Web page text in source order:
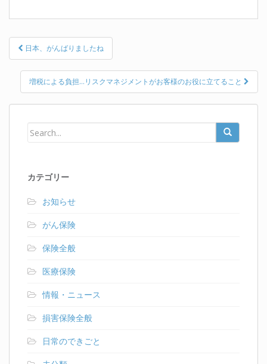
Post
navigation
日本、がんばりましたね
増税による負担…リスクマネジメントがお客様のお役に立てること
カテゴリー
お知らせ
がん保険
保険全般
医療保険
情報・ニュース
損害保険全般
日常のできごと